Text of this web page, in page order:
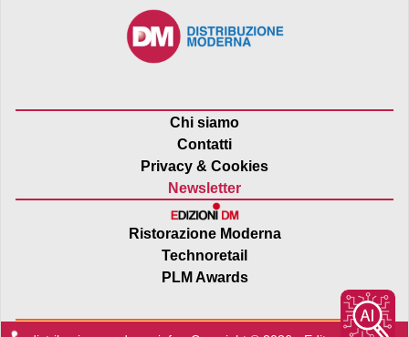
Chi siamo
Contatti
Privacy & Cookies
Newsletter
Ristorazione Moderna
Technoretail
PLM Awards